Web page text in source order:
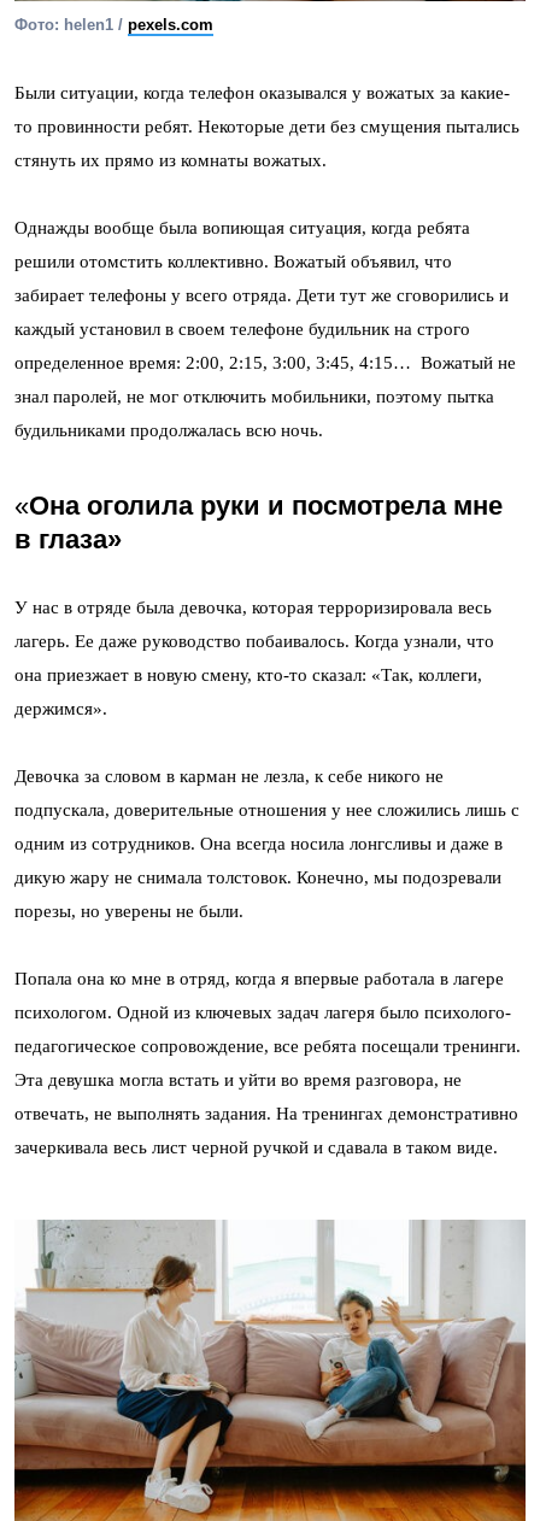
Фото: helen1 / pexels.com
Были ситуации, когда телефон оказывался у вожатых за какие-
то провинности ребят. Некоторые дети без смущения пытались
стянуть их прямо из комнаты вожатых.
Однажды вообще была вопиющая ситуация, когда ребята
решили отомстить коллективно. Вожатый объявил, что
забирает телефоны у всего отряда. Дети тут же сговорились и
каждый установил в своем телефоне будильник на строго
определенное время: 2:00, 2:15, 3:00, 3:45, 4:15… Вожатый не
знал паролей, не мог отключить мобильники, поэтому пытка
будильниками продолжалась всю ночь.
«Она оголила руки и посмотрела мне
в глаза»
У нас в отряде была девочка, которая терроризировала весь
лагерь. Ее даже руководство побаивалось. Когда узнали, что
она приезжает в новую смену, кто-то сказал: «Так, коллеги,
держимся».
Девочка за словом в карман не лезла, к себе никого не
подпускала, доверительные отношения у нее сложились лишь с
одним из сотрудников. Она всегда носила лонгсливы и даже в
дикую жару не снимала толстовок. Конечно, мы подозревали
порезы, но уверены не были.
Попала она ко мне в отряд, когда я впервые работала в лагере
психологом. Одной из ключевых задач лагеря было психолого-
педагогическое сопровождение, все ребята посещали тренинги.
Эта девушка могла встать и уйти во время разговора, не
отвечать, не выполнять задания. На тренингах демонстративно
зачеркивала весь лист черной ручкой и сдавала в таком виде.